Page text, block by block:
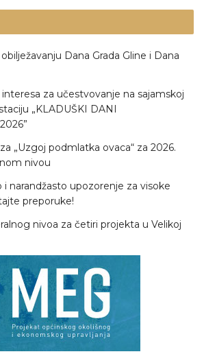
Dana Grada Gline i Dana
za učestvovanje na sajamskoj
„KLADUŠKI DANI
„Uzgoj podmlatka ovaca“ za 2026.
nivou
narandžasto upozorenje za visoke
preporuke!
nivoa za četiri projekta u Velikoj